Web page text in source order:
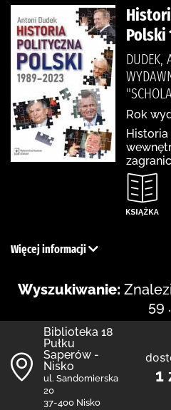
Polski
DUDEK,
Rok
Więcej informacji
Wyszukiwanie:
59 .
Biblioteka 18
Pułku
Saperów -
Nisko
ul. Sandomierska
20
37-400 Nisko
1